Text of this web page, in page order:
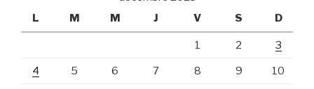
L
M M J V S D
1 2 3
4 5 6 7 8 9 10